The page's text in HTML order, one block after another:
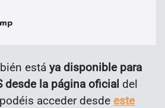
está ya disponible para
desde la página oficial del
acceder desde este